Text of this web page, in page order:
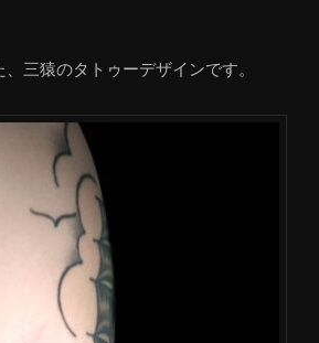
三猿のタトゥーデザインです。